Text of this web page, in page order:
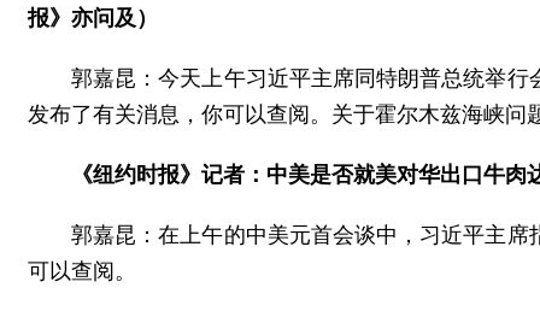
报》亦问及）
郭嘉昆：今天上午习近平主席同特朗普总统举
发布了有关消息，你可以查阅。关于霍尔木兹海峡问
《纽约时报》记者：中美是否就美对华出口牛肉
郭嘉昆：在上午的中美元首会谈中，习近平主
可以查阅。